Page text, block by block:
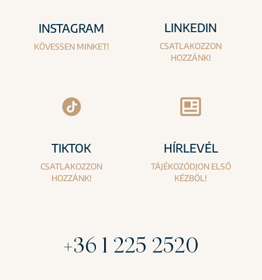
INSTAGRAM
KÖVESSEN MINKET!
LINKEDIN
CSATLAKOZZON
HOZZÁNK!
TIKTOK
CSATLAKOZZON
HOZZÁNK!
HÍRLEVÉL
TÁJÉKOZÓDJON ELSŐ
KÉZBŐL!
+36 1 225 2520